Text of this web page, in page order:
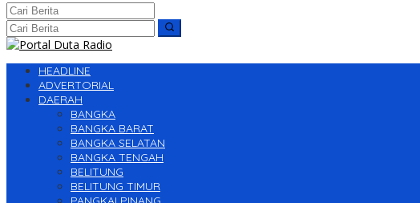
HEADLINE
ADVERTORIAL
DAERAH
BANGKA
BANGKA BARAT
BANGKA SELATAN
BANGKA TENGAH
BELITUNG
BELITUNG TIMUR